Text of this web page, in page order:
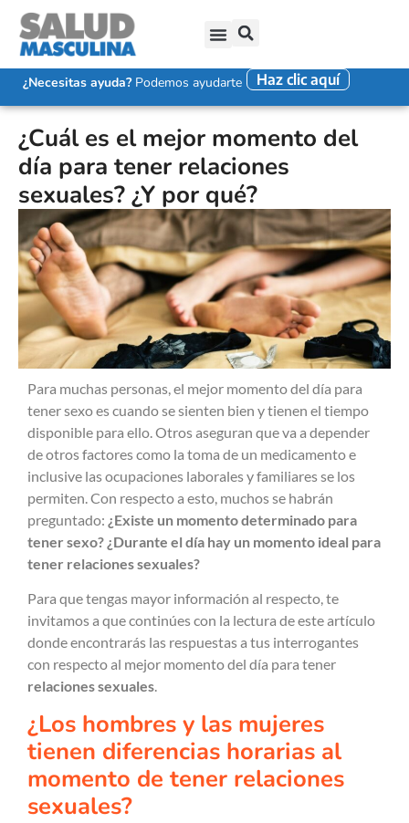
¿Necesitas ayuda?Podemos ayudarte Haz clic aquí
¿Cuál es el mejor momento del
día para tener relaciones
sexuales? ¿Y por qué?
Para muchas personas, el mejor momento del día para
tener sexo es cuando se sienten bien y tienen el tiempo
disponible para ello. Otros aseguran que va a depender
de otros factores como la toma de un medicamento e
inclusive las ocupaciones laborales y familiares se los
permiten. Con respecto a esto, muchos se habrán
preguntado: ¿Existe un momento determinado para
tener sexo? ¿Durante el día hay un momento ideal para
tener relaciones sexuales?
Para que tengas mayor información al respecto, te
invitamos a que continúes con la lectura de este artículo
donde encontrarás las respuestas a tus interrogantes
con respecto al mejor momento del día para tener
relaciones sexuales.
¿Los hombres y las mujeres
tienen diferencias horarias al
momento de tener relaciones
sexuales?